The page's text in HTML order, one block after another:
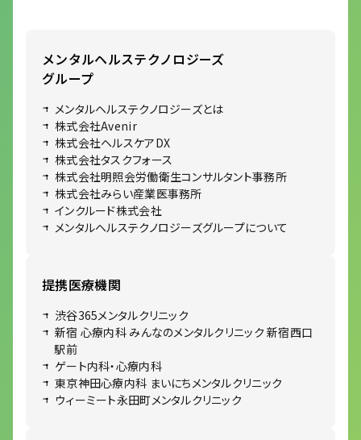
メンタルヘルステクノロジーズ
グループ
メンタルヘルステクノロジーズとは
株式会社Avenir
株式会社ヘルスケアDX
株式会社タスクフォース
株式会社明照会労働衛生コンサルタント事務所
株式会社みらい産業医事務所
インクルード株式会社
メンタルヘルステクノロジーズグループについて
提携医療機関
渋谷365メンタルクリニック
新宿 心療内科 みんなのメンタルクリニック 新宿西口
駅前
ゲート内科・心療内科
東京神田心療内科 まいにちメンタルクリニック
ウィーミート永田町メンタルクリニック